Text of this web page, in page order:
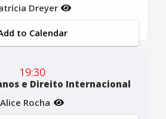
Dreyer
to Calendar
19:30
e Direito Internacional
Alice Rocha